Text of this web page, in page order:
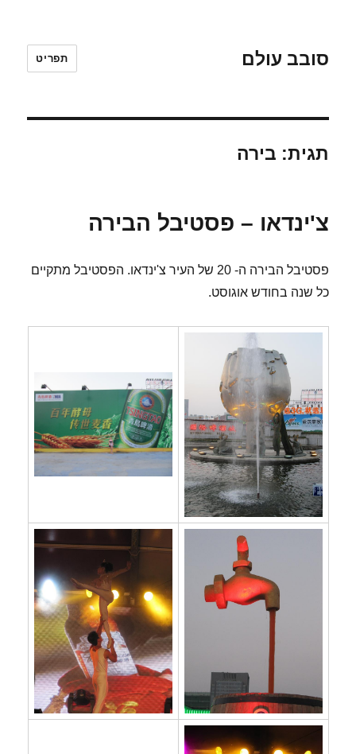
סובב עולם תפריט
תגית: בירה
צ'ינדאו – פסטיבל הבירה
פסטיבל הבירה ה- 20 של העיר צ'ינדאו. הפסטיבל מתקיים
כל שנה בחודש אוגוסט.